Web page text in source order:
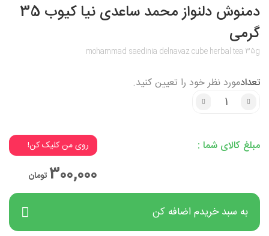
دمنوش دلنواز محمد ساعدی نیا کیوب 35
گرمی
mohammad saedinia delnavaz cube herbal tea 35g
تعدادمورد نظر خود را تعیین کنید.
مبلغ کالای شما :
3% تخفیف میخوای؟
300,000 تومان
به سبد خریدم اضافه کن